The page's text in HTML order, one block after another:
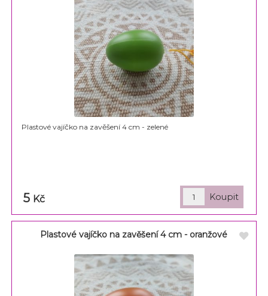
Plastové vajíčko na zavěšení 4 cm - zelené
5 Kč
Plastové vajíčko na zavěšení 4 cm - oranžové